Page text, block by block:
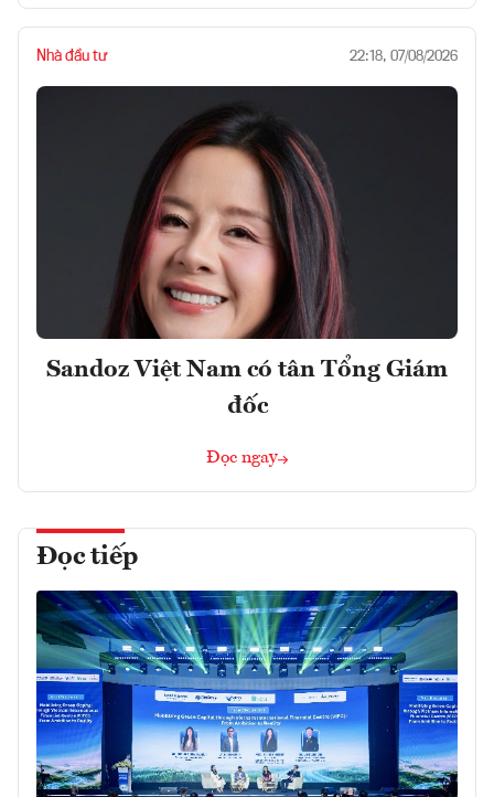
Nhà đầu tư 22:18, 07/08/2026
Sandoz Việt Nam có tân Tổng Giám
đốc
Đọc ngay
Đọc tiếp